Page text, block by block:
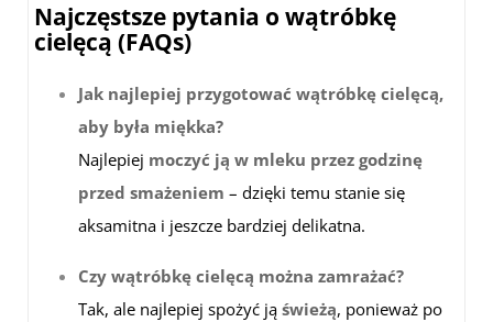
Najczęstsze pytania o wątróbkę
cielęcą (FAQs)
Jak najlepiej przygotować wątróbkę cielęcą,
aby była miękka?
Najlepiej moczyć ją w mleku przez godzinę
przed smażeniem – dzięki temu stanie się
aksamitna i jeszcze bardziej delikatna.
Czy wątróbkę cielęcą można zamrażać?
Tak, ale najlepiej spożyć ją świeżą, ponieważ po